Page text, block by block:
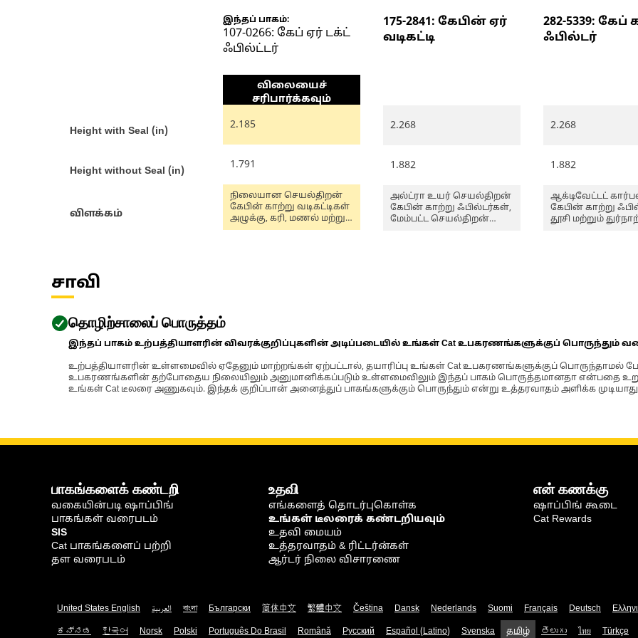
Height with Seal (in)
Height without Seal (in)
விளக்கம்
இந்தப் பாகம்:
107-0266: கேப் ஏர் டக்ட்
ஃபில்ட்டர்
விலையைச்
சரிபார்க்கவும்
2.185
1.791
நிலையான செயல்திறன்
கேபின் காற்று வடிகட்டிகள்
அழுக்கு, கரி, மணல் மற்றும்
பிற அசுத்தங்களைத் தடுக்க
175-2841: கேபின் ஏர்
வடிகட்டி
2.268
1.882
அல்ட்ரா உயர் செயல்திறன்
கேபின் காற்று ஃபில்டர்கள்,
மேம்பட்ட செயல்திறன்
பிரத்யேகமாக
282-5339: கேப்
ஃபில்டர்
2.268
1.882
ஆக்டிவேட்டட்
கேபின் காற்று
தூசி மற்றும்
சாவி
தொழிற்சாலைப் பொருத்தம்
இந்தப் பாகம் உற்பத்தியாளரின் விவரக்குறிப்புகளின் அடிப்படையில் உங்கள் Cat உபகரணங்களுக்குப் பொருந்தும்
உற்பத்தியாளரின் உள்ளமைவில் ஏதேனும் மாற்றங்கள் ஏற்பட்டால், தயாரிப்பு உங்கள் Cat உபகரணங்களுக்குப் பொருந்தாமல்
உபகரணங்களின் தற்போதைய நிலையிலும் அனுமானிக்கப்படும் உள்ளமைவிலும் இந்தப் பாகம் பொருத்தமானதா என்பதை
உங்கள் Cat டீலரை அணுகவும். இந்தக் குறிப்பான் அனைத்துப் பாகங்களுக்கும் பொருந்தும் என்று உத்தரவாதம் அளிக்க
பாகங்களைக் கண்டறி
வகையின்படி ஷாப்பிங்
பாகங்கள் வரைபடம்
SIS
Cat பாகங்களைப் பற்றி
தள வரைபடம்
உதவி
எங்களைத் தொடர்புகொள்க
உங்கள் டீலரைக் கண்டறியவும்
உதவி மையம்
உத்தரவாதம் & ரிட்டர்ன்கள்
ஆர்டர் நிலை விசாரணை
என் கணக்கு
ஷாப்பிங் கூடை
Cat Rewards
United States English العربية বাংলা Български 简体中文 繁體中文 Čeština Dansk Nederlands Suomi Français Deutsch
ಕನ್ನಡ 한국어 Norsk Polski Português Do Brasil Română Русский Español (Latino) Svenska தமிழ் తెలుగు ไทย Türkçe